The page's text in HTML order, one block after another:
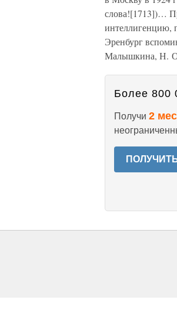
слова![1713])…
интеллигенцию,
Эренбург
Малышкина, Н.
Более 800
Получи 2